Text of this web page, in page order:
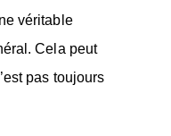
véritable
Cela peut
pas toujours